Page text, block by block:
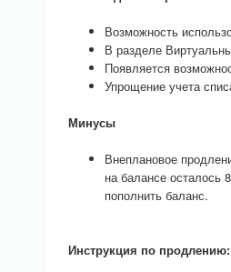
Возможность
В разделе
Появляется
Упрощение учета
Минусы
Внеплановое
на балансе осталось
пополнить баланс.
Инструкция по продлению: